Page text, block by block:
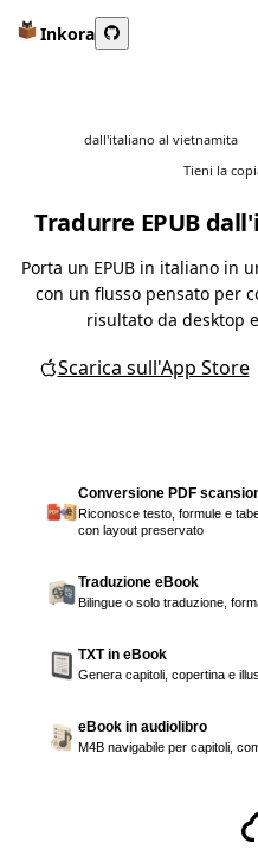
Inkora
dall'italiano al vietnamita
Tieni la
Tradurre EPUB
Porta un EPUB in italiano in
con un flusso pensato per
risultato da desktop
Scarica sull'App Store
Conversione PDF
Riconosce testo, formule e
con layout preservato
Traduzione eBook
Bilingue o solo traduzione,
TXT in eBook
Genera capitoli, copertina e
eBook in audiolibro
M4B navigabile per capitoli,